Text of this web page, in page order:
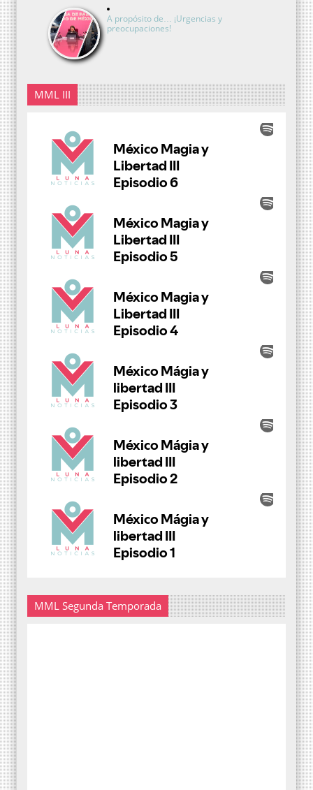
A propósito de… ¡Urgencias y
preocupaciones!
MML III
MML Segunda Temporada